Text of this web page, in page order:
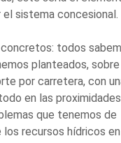
sistema concesional.
todos
planteados,
por carretera, con
en las
que tenemos de
recursos hídricos